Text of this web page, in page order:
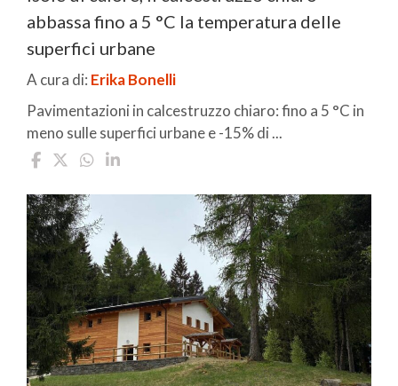
abbassa fino a 5 °C la temperatura delle
superfici urbane
A cura di: Erika Bonelli
Pavimentazioni in calcestruzzo chiaro: fino a 5 °C in
meno sulle superfici urbane e -15% di ...